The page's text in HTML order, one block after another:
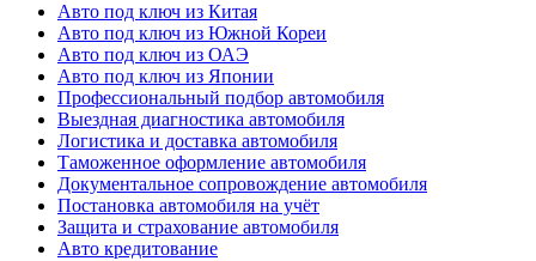
Авто под ключ из Китая
Авто под ключ из Южной Кореи
Авто под ключ из ОАЭ
Авто под ключ из Японии
Профессиональный подбор автомобиля
Выездная диагностика автомобиля
Логистика и доставка автомобиля
Таможенное оформление автомобиля
Документальное сопровождение автомобиля
Постановка автомобиля на учёт
Защита и страхование автомобиля
Авто кредитование